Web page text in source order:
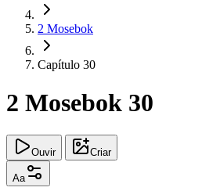
2 Mosebok
Capítulo 30
2 Mosebok 30
Ouvir Criar
Aa